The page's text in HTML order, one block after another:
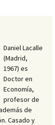
Daniel Lacalle
(Madrid,
1967) es
Doctor en
Economía,
profesor de
de
Casado y